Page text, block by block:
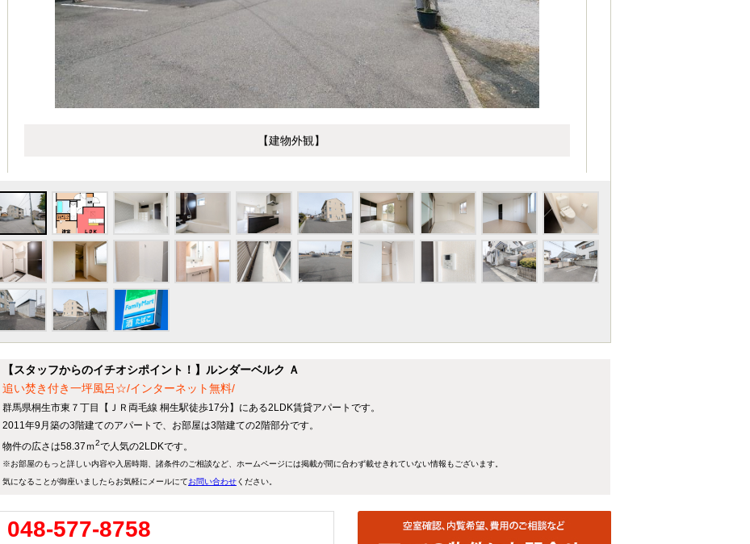
【建物外観】
【スタッフからのイチオシポイント！】ルンダーベルク Ａ
追い焚き付き一坪風呂☆/インターネット無料/
群馬県桐生市東７丁目【ＪＲ両毛線 桐生駅徒歩17分】にある2LDK賃貸アパートです。
2011年9月築の3階建てのアパートで、お部屋は3階建ての2階部分です。
物件の広さは58.37ｍ2で人気の2LDKです。
※お部屋のもっと詳しい内容や入居時期、諸条件のご相談など、ホームページには掲載が間に合わず載せきれていない情報もございます。
気になることが御座いましたらお気軽にメールにてお問い合わせください。
048-577-8758